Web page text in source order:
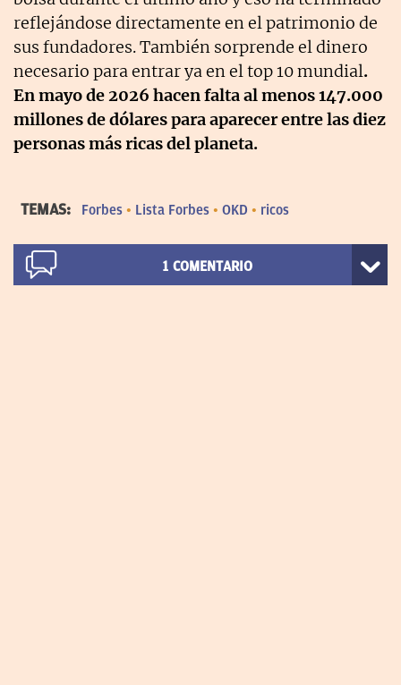
reflejándose directamente en el patrimonio de
sus fundadores. También sorprende el dinero
necesario para entrar ya en el top 10 mundial.
En mayo de 2026 hacen falta al menos 147.000
millones de dólares para aparecer entre las diez
personas más ricas del planeta.
TEMAS: Forbes Lista Forbes OKD ricos
1 COMENTARIO